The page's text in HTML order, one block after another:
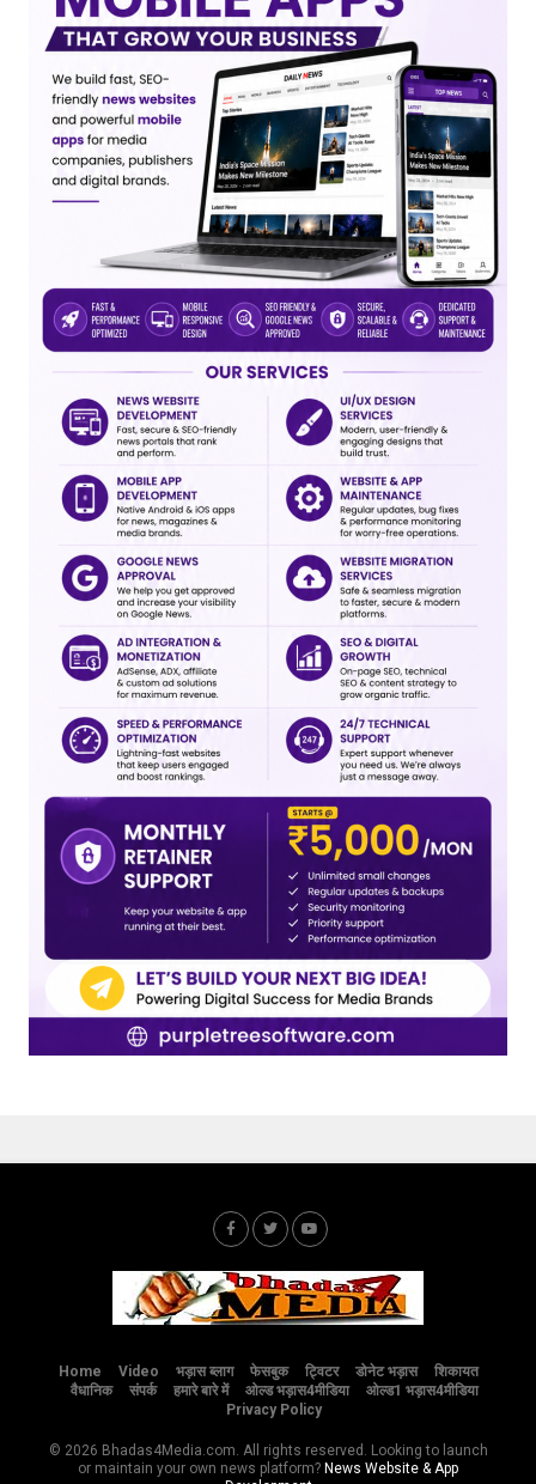
Home Video भड़ास ब्लाग फेसबुक ट्विटर डोनेट भड़ास
शिकायत
वैधानिक
संपर्क हमारे बारे में ओल्ड भड़ास4मीडिया
ओल्ड1 भड़ास4मीडिया
Privacy Policy
© 2026 Bhadas4Media.com. All rights reserved. Looking to launch
or maintain your own news platform? News Website & App